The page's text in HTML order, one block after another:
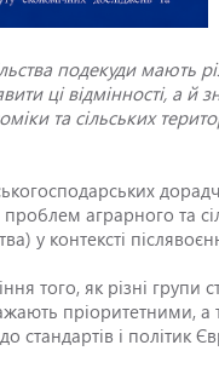
подекуди мають
ці відмінності, а й
та сільських
аграрного та
у контексті
того, як різні групи
пріоритетними,
стандартів і політик